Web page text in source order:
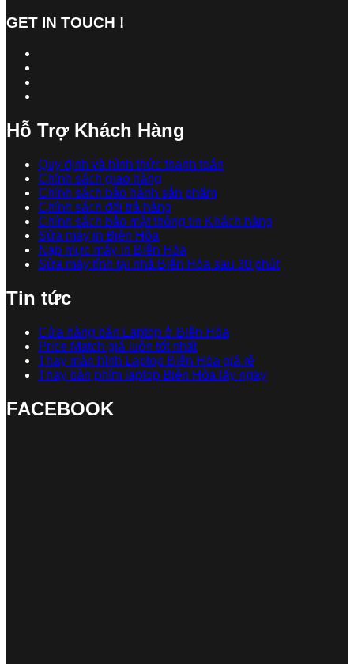
GET IN TOUCH !
Hỗ Trợ Khách Hàng
Quy định và hình thức thanh toán
Chính sách giao hàng
Chính sách bảo hành sản phẩm
Chính sách đổi trả hàng
Chính sách bảo mật thông tin Khách hàng
Sửa máy in Biên Hòa
Nạp mực máy in Biên Hòa
Sửa máy tính tại nhà Biên Hòa sau 30 phút
Tin tức
Cửa hàng bán Laptop ở Biên Hòa
Price Match giá luôn tốt nhất
Thay màn hình Laptop Biên Hòa giá rẻ
Thay bàn phím laptop Biên Hòa lấy ngay
FACEBOOK